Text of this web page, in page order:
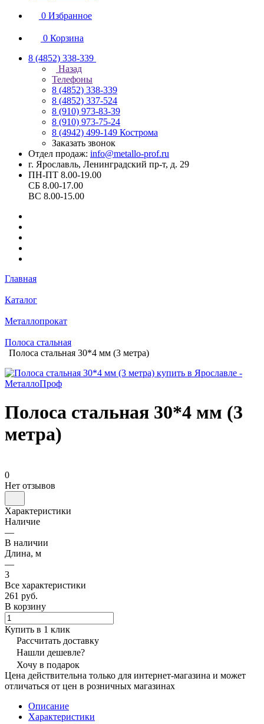
0 Избранное
0 Корзина
8 (4852) 338-339
Назад
Телефоны
8 (4852) 338-339
8 (4852) 337-524
8 (910) 973-83-39
8 (910) 973-75-24
8 (4942) 499-149 Кострома
Заказать звонок
Отдел продаж: info@metallo-prof.ru
г. Ярославль, Ленинградский пр-т, д. 29
ПН-ПТ 8.00-19.00
СБ 8.00-17.00
ВС 8.00-15.00
Главная
Каталог
Металлопрокат
Полоса стальная
Полоса стальная 30*4 мм (3 метра)
Полоса стальная 30*4 мм (3
метра)
0
Нет отзывов
Характеристики
Наличие
—
В наличии
Длина, м
—
3
Все характеристики
261 руб.
В корзину
Купить в 1 клик
Рассчитать доставку
Нашли дешевле?
Хочу в подарок
Цена действительна только для интернет-магазина и может
отличаться от цен в розничных магазинах
Описание
Характеристики